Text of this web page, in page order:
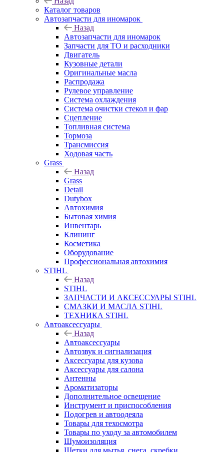
Каталог товаров
Автозапчасти для иномарок
Назад
Автозапчасти для иномарок
Запчасти для ТО и расходники
Двигатель
Кузовные детали
Оригинальные масла
Распродажа
Рулевое управление
Система охлаждения
Система очистки стекол и фар
Сцепление
Топливная система
Тормоза
Трансмиссия
Ходовая часть
Grass
Назад
Grass
Detail
Dutybox
Автохимия
Бытовая химия
Инвентарь
Клининг
Косметика
Оборудование
Профессиональная автохимия
STIHL
Назад
STIHL
ЗАПЧАСТИ И АКСЕССУАРЫ STIHL
СМАЗКИ И МАСЛА STIHL
ТЕХНИКА STIHL
Автоаксессуары
Назад
Автоаксессуары
Автозвук и сигнализация
Аксессуары для кузова
Аксессуары для салона
Антенны
Ароматизаторы
Дополнительное освещение
Инструмент и приспособления
Подогрев и автоодеяла
Товары для техосмотра
Товары по уходу за автомобилем
Шумоизоляция
Щетки для мытья, снега, скребки